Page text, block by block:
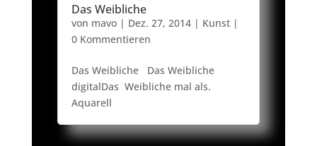
Das Weibliche
von mavo| Dez. 27, 2014| Kunst|
0 Kommentieren
Das Weibliche Das Weibliche
digitalDas Weibliche mal als.
Aquarell